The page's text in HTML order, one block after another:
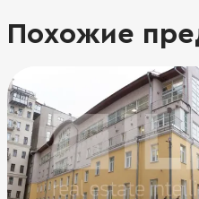
Похожие